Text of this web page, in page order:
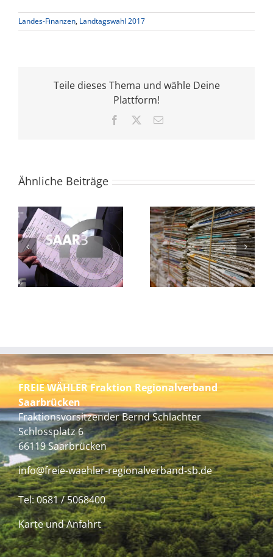
Landes-Finanzen, Landtagswahl 2017
Teile dieses Thema und wähle Deine
Plattform!
Facebook
E-
Ähnliche Beiträge
Positionen der
FREIEN WÄHLER
Saarland
Finanzen stärken
– Landkreise
abschaffen!
FREIE WÄHLER Fraktion Regionalverband
Saarbrücken
Fraktionsvorsitzender Bernd Schlachter
Schlossplatz 6
66119 Saarbrücken
info@freie-waehler-regionalverband-sb.de
Tel:0681 / 5068400
Karte und Anfahrt